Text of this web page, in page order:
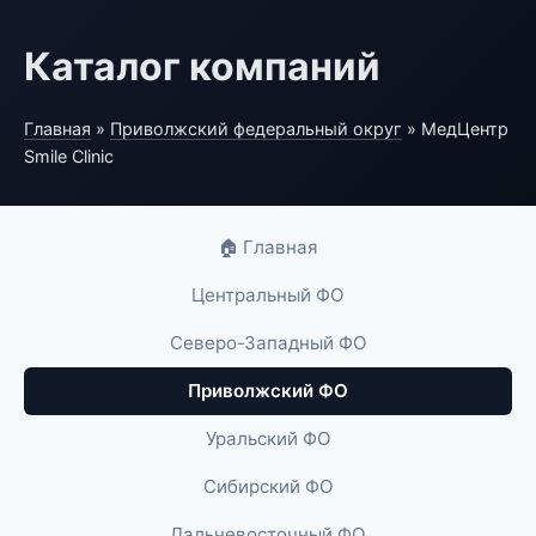
Каталог компаний
Главная » Приволжский федеральный округ » МедЦентр
Smile Clinic
🏠 Главная
Центральный ФО
Северо-Западный ФО
Приволжский ФО
Уральский ФО
Сибирский ФО